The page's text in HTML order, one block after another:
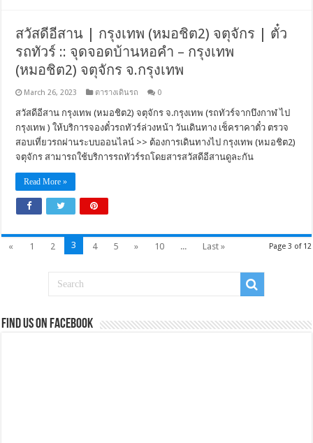
สวัสดีอีสาน | กรุงเทพ (หมอชิต2) จตุจักร | ตั๋ว
รถทัวร์ :: จุดจอดบ้านหอคำ – กรุงเทพ
(หมอชิต2) จตุจักร จ.กรุงเทพ
March 26, 2023 ตารางเดินรถ 0
สวัสดีอีสาน กรุงเทพ (หมอชิต2) จตุจักร จ.กรุงเทพ (รถทัวร์จากบึงกาฬ ไป
กรุงเทพ ) ให้บริการจองตั๋วรถทัวร์ล่วงหน้า วันเดินทาง เช็คราคาตั๋ว ตรวจ
สอบเที่ยวรถผ่านระบบออนไลน์ >> ต้องการเดินทางไป กรุงเทพ (หมอชิต2)
จตุจักร สามารถใช้บริการรถทัวร์รถโดยสารสวัสดีอีสานดูละกัน
Read More »
Page 3 of 12
« 1 2 3 4 5 » 10 ... Last »
Find us on Facebook